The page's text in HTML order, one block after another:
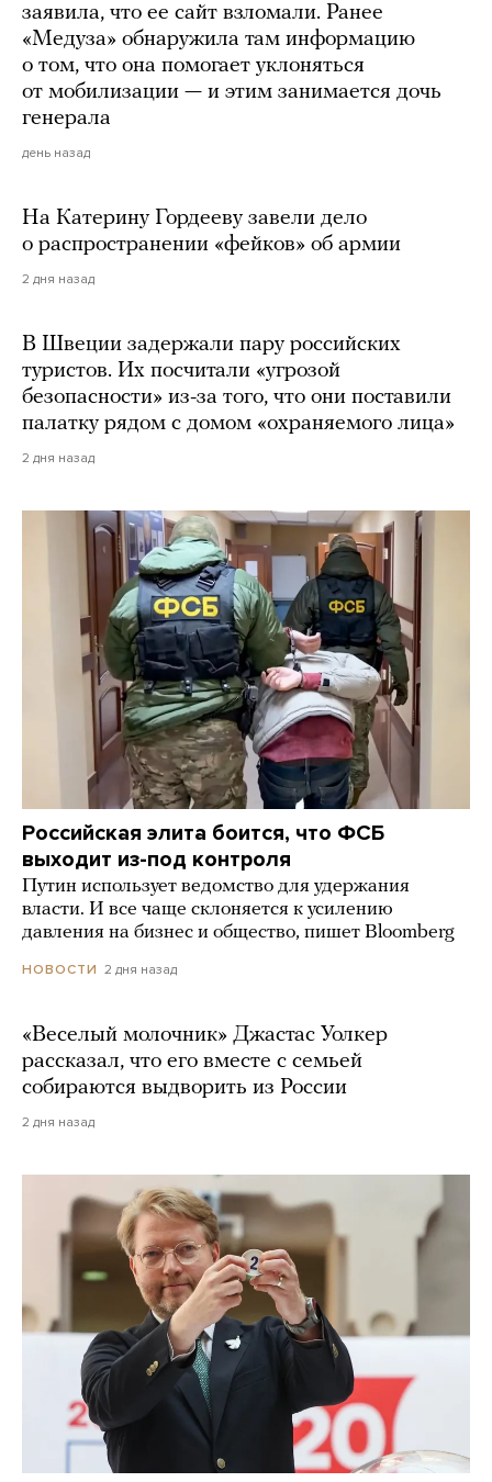
заявила, что ее сайт взломали. Ранее
«Медуза» обнаружила там информацию
о том, что она помогает уклоняться
от мобилизации — и этим занимается дочь
генерала
день назад
На Катерину Гордееву завели дело
о распространении «фейков» об армии
2 дня назад
В Швеции задержали пару российских
туристов. Их посчитали «угрозой
безопасности» из-за того, что они поставили
палатку рядом с домом «охраняемого лица»
2 дня назад
Российская элита боится, что ФСБ
выходит из-под контроля
Путин использует ведомство для удержания
власти. И все чаще склоняется к усилению
давления на бизнес и общество, пишет Bloomberg
НОВОСТИ 2 дня назад
«Веселый молочник» Джастас Уолкер
рассказал, что его вместе с семьей
собираются выдворить из России
2 дня назад